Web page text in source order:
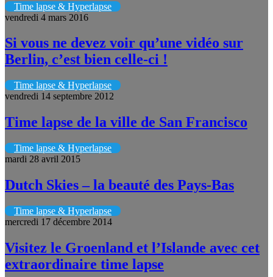
Time lapse & Hyperlapse
vendredi 4 mars 2016
Si vous ne devez voir qu’une vidéo sur
Berlin, c’est bien celle-ci !
Time lapse & Hyperlapse
vendredi 14 septembre 2012
Time lapse de la ville de San Francisco
Time lapse & Hyperlapse
mardi 28 avril 2015
Dutch Skies – la beauté des Pays-Bas
Time lapse & Hyperlapse
mercredi 17 décembre 2014
Visitez le Groenland et l’Islande avec cet
extraordinaire time lapse